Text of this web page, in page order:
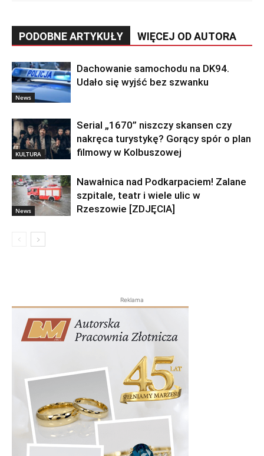
PODOBNE ARTYKUŁY WIĘCEJ OD AUTORA
News
Dachowanie samochodu na DK94.
Udało się wyjść bez szwanku
KULTURA
Serial „1670” niszczy skansen czy
nakręca turystykę? Gorący spór o plan
filmowy w Kolbuszowej
News
Nawałnica nad Podkarpaciem! Zalane
szpitale, teatr i wiele ulic w
Rzeszowie [ZDJĘCIA]
Reklama